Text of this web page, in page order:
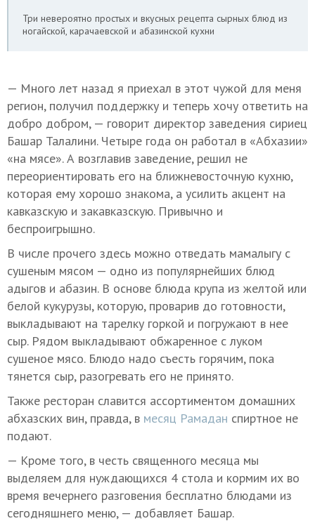
Три невероятно простых и вкусных рецепта сырных блюд из
ногайской, карачаевской и абазинской кухни
— Много лет назад я приехал в этот чужой для меня
регион, получил поддержку и теперь хочу ответить на
добро добром, — говорит директор заведения сириец
Башар Талалини. Четыре года он работал в «Абхазии»
«на мясе». А возглавив заведение, решил не
переориентировать его на ближневосточную кухню,
которая ему хорошо знакома, а усилить акцент на
кавказскую и закавказскую. Привычно и
беспроигрышно.
В числе прочего здесь можно отведать мамалыгу с
сушеным мясом — одно из популярнейших блюд
адыгов и абазин. В основе блюда крупа из желтой или
белой кукурузы, которую, проварив до готовности,
выкладывают на тарелку горкой и погружают в нее
сыр. Рядом выкладывают обжаренное с луком
сушеное мясо. Блюдо надо съесть горячим, пока
тянется сыр, разогревать его не принято.
Также ресторан славится ассортиментом домашних
абхазских вин, правда, в месяц Рамадан спиртное не
подают.
— Кроме того, в честь священного месяца мы
выделяем для нуждающихся 4 стола и кормим их во
время вечернего разговения бесплатно блюдами из
сегодняшнего меню, — добавляет Башар.